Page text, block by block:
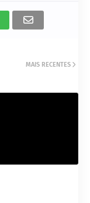
MAIS RECENTES